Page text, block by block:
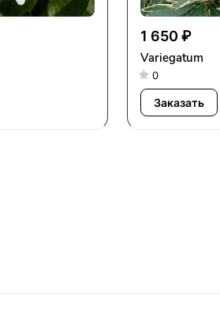
1 650 ₽
Variegatum
0
Заказать